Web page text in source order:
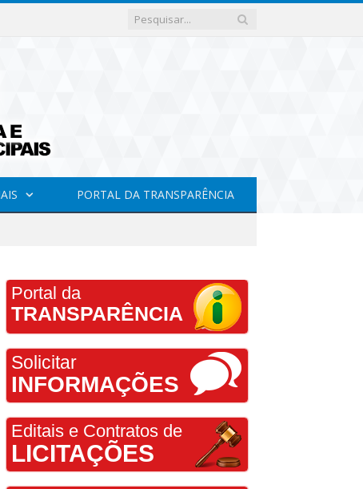
PORTAL DA TRANSPARÊNCIA
Portal da
TRANSPARÊNCIA
Solicitar
INFORMAÇÕES
Editais e Contratos de
LICITAÇÕES